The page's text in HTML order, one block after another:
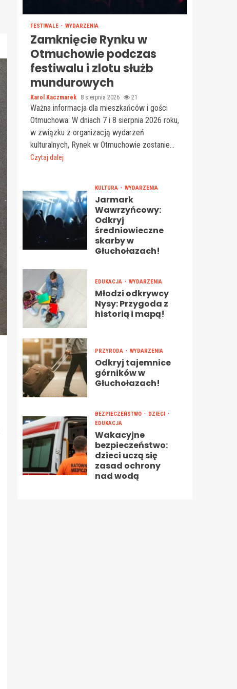
FESTIWALE WYDARZENIA
Zamknięcie Rynku w
Otmuchowie podczas
festiwalu i zlotu służb
mundurowych
Karol Kaczmarek 8 sierpnia 2026 21
Ważna informacja dla mieszkańców i gości
Otmuchowa: W dniach 7 i 8 sierpnia 2026 roku,
w związku z organizacją wydarzeń
kulturalnych, Rynek w Otmuchowie zostanie...
Czytaj dalej
KULTURA WYDARZENIA
Jarmark
Wawrzyńcowy:
Odkryj
średniowieczne
skarby w
Głuchołazach!
EDUKACJA WYDARZENIA
Młodzi odkrywcy
Nysy: Przygoda z
historią i mapą!
PRZYRODA WYDARZENIA
Odkryj tajemnice
górników w
Głuchołazach!
BEZPIECZEŃSTWO
DZIECI
EDUKACJA
Wakacyjne
bezpieczeństwo:
dzieci uczą się
zasad ochrony
nad wodą